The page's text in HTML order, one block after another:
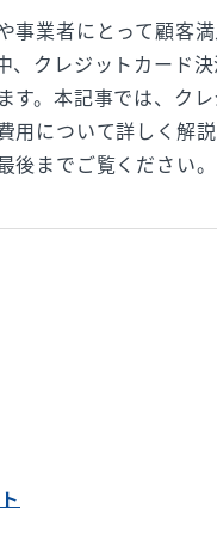
事業者にとって顧客
、クレジットカード
す。本記事では、ク
用について詳しく解
までご覧ください。